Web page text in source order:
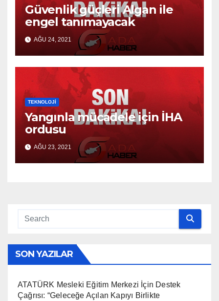
Güvenlik güçleri Algan ile
engel tanımayacak
AĞU 24, 2021
TEKNOLOJI
Yangınla mücadele için İHA
ordusu
AĞU 23, 2021
SON YAZILAR
ATATÜRK Mesleki Eğitim Merkezi İçin Destek
Çağrısı: “Geleceğe Açılan Kapıyı Birlikte